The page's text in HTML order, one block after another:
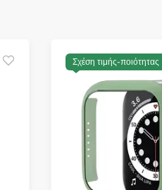
Σχέση τιμής-ποιότητας